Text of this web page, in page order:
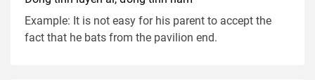
Example: It is not easy for his parent to accept the
fact that he bats from the pavilion end.